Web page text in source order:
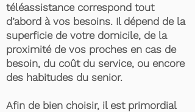
téléassistance correspond tout
d’abord à vos besoins. Il dépend de la
superficie de votre domicile, de la
proximité de vos proches en cas de
besoin, du coût du service, ou encore
des habitudes du senior.
Afin de bien choisir, il est primordial